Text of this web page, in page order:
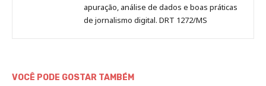
apuração, análise de dados e boas práticas
de jornalismo digital. DRT 1272/MS
VOCÊ PODE GOSTAR TAMBÉM